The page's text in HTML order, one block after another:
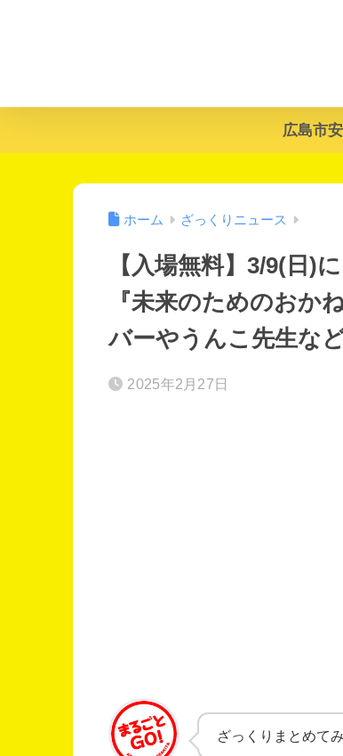
広島市
ホーム ざっくりニュース
【入場無料】3/9(日)
『未来のためのおか
バーやうんこ先生な
2025年2月27日
ざっくりまとめて